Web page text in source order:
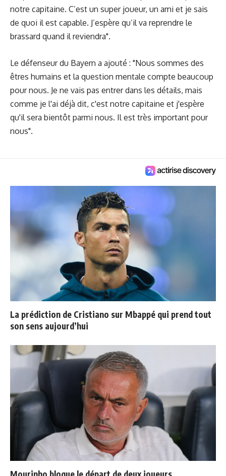
notre capitaine. C’est un super joueur, un ami et je sais
de quoi il est capable. J’espère qu’il va reprendre le
brassard quand il reviendra".
Le défenseur du Bayern a ajouté : "Nous sommes des
êtres humains et la question mentale compte beaucoup
pour nous. Je ne vais pas entrer dans les détails, mais
comme je l'ai déjà dit, c'est notre capitaine et j'espère
qu'il sera bientôt parmi nous. Il est très important pour
nous".
La prédiction de Cristiano sur Mbappé qui prend tout
son sens aujourd’hui
Mourinho bloque le départ de deux joueurs